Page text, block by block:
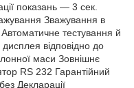
показань — 3 сек.
Зважування в
Автоматичне тестування й
відповідно до
маси Зовнішнє
RS 232 Гарантійний
Декларації